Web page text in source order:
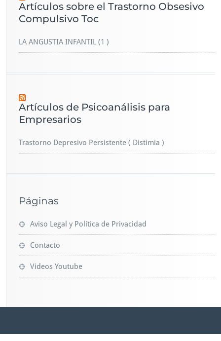
Artículos sobre el Trastorno Obsesivo
Compulsivo Toc
LA ANGUSTIA INFANTIL (1 )
Artículos de Psicoanálisis para
Empresarios
Trastorno Depresivo Persistente ( Distimia )
Páginas
Aviso Legal y Política de Privacidad
Contacto
Videos Youtube